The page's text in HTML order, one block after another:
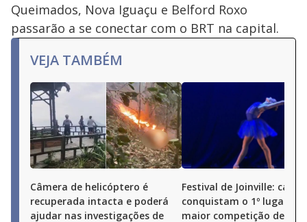
Queimados, Nova Iguaçu e Belford Roxo
passarão a se conectar com o BRT na capital.
VEJA TAMBÉM
Câmera de helicóptero é
recuperada intacta e poderá
ajudar nas investigações de
Festival de Joinville:
conquistam o 1º lugar na
maior competição de